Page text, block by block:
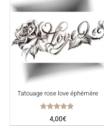
Tatouage rose love éphémère
Note
5.00
4,00€